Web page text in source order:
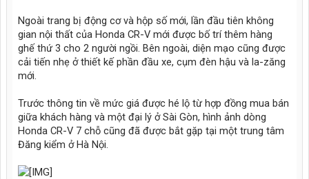
Ngoài trang bị động cơ và hộp số mới, lần đầu tiên không
gian nội thất của Honda CR-V mới được bố trí thêm hàng
ghế thứ 3 cho 2 người ngồi. Bên ngoài, diện mạo cũng được
cải tiến nhẹ ở thiết kế phần đầu xe, cụm đèn hậu và la-zăng
mới.
Trước thông tin về mức giá được hé lộ từ hợp đồng mua bán
giữa khách hàng và một đại lý ở Sài Gòn, hình ảnh dòng
Honda CR-V 7 chỗ cũng đã được bắt gặp tại một trung tâm
Đăng kiểm ở Hà Nội.